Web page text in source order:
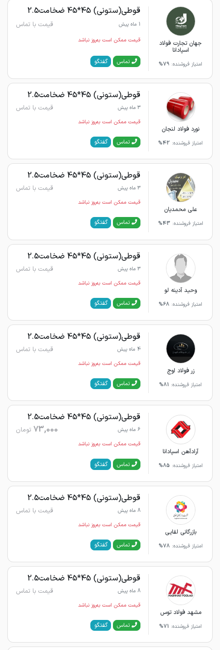
جهان تجارت فولاد
اسپادانا
امتیاز فروشنده: 79%
قوطی(ستونی) 45*45 ضخامت2.5
1 ماه پیش قیمت با تماس
قیمت ممکن است به‌روز نباشد
تماس گفتگو
نورد فولاد لنجان
امتیاز فروشنده: 42%
قوطی(ستونی) 45*45 ضخامت2.5
3 ماه پیش قیمت با تماس
قیمت ممکن است به‌روز نباشد
تماس گفتگو
علی محمدیان
امتیاز فروشنده: 43%
قوطی(ستونی) 45*45 ضخامت2.5
3 ماه پیش قیمت با تماس
قیمت ممکن است به‌روز نباشد
تماس گفتگو
وحید آدینه لو
امتیاز فروشنده: 68%
قوطی(ستونی) 45*45 ضخامت2.5
3 ماه پیش قیمت با تماس
قیمت ممکن است به‌روز نباشد
تماس گفتگو
زر فولاد اوج
امتیاز فروشنده: 81%
قوطی(ستونی) 45*45 ضخامت2.5
4 ماه پیش قیمت با تماس
قیمت ممکن است به‌روز نباشد
تماس گفتگو
آرادآهن اسپادانا
امتیاز فروشنده: 85%
قوطی(ستونی) 45*45 ضخامت2.5
6 ماه پیش 73,000 تومان
قیمت ممکن است به‌روز نباشد
تماس گفتگو
بازرگانی لقایی
امتیاز فروشنده: 78%
قوطی(ستونی) 45*45 ضخامت2.5
8 ماه پیش قیمت با تماس
قیمت ممکن است به‌روز نباشد
تماس گفتگو
مشهد فولاد توس
امتیاز فروشنده: 71%
قوطی(ستونی) 45*45 ضخامت2.5
8 ماه پیش قیمت با تماس
قیمت ممکن است به‌روز نباشد
تماس گفتگو